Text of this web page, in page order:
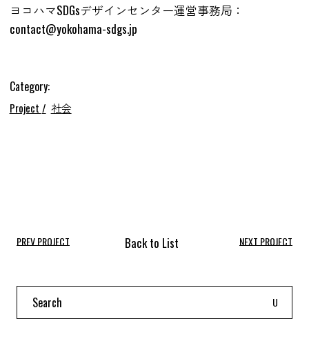
ヨコハマSDGsデザインセンター運営事務局：
contact@yokohama-sdgs.jp
Category:
Project 社会
PREV PROJECT NEXT PROJECT
Search